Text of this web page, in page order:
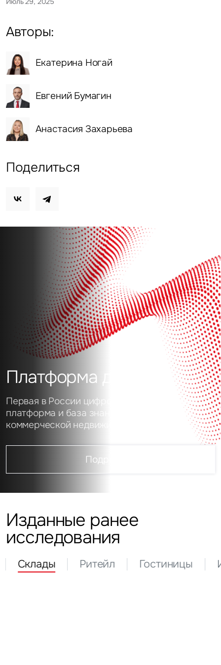
Авторы:
Екатерина Ногай
Евгений Бумагин
Анастасия Захарьева
Поделиться
Платформа данных
Первая в России цифровая аналитическая
платформа и база знаний о рынке
коммерческой недвижимости
Подробнее
Изданные ранее
исследования
Склады Ритейл Гостиницы